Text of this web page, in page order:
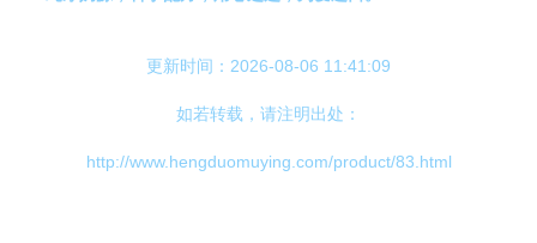
更新时间：2026-08-06 11:41:09
如若转载，请注明出处：
http://www.hengduomuying.com/product/83.html